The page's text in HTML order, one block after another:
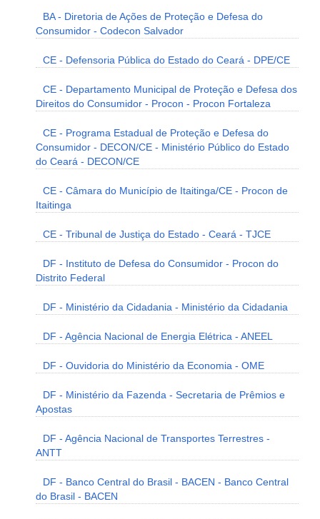
BA - Diretoria de Ações de Proteção e Defesa do
Consumidor - Codecon Salvador
CE - Defensoria Pública do Estado do Ceará - DPE/CE
CE - Departamento Municipal de Proteção e Defesa dos
Direitos do Consumidor - Procon - Procon Fortaleza
CE - Programa Estadual de Proteção e Defesa do
Consumidor - DECON/CE - Ministério Público do Estado
do Ceará - DECON/CE
CE - Câmara do Município de Itaitinga/CE - Procon de
Itaitinga
CE - Tribunal de Justiça do Estado - Ceará - TJCE
DF - Instituto de Defesa do Consumidor - Procon do
Distrito Federal
DF - Ministério da Cidadania - Ministério da Cidadania
DF - Agência Nacional de Energia Elétrica - ANEEL
DF - Ouvidoria do Ministério da Economia - OME
DF - Ministério da Fazenda - Secretaria de Prêmios e
Apostas
DF - Agência Nacional de Transportes Terrestres -
ANTT
DF - Banco Central do Brasil - BACEN - Banco Central
do Brasil - BACEN